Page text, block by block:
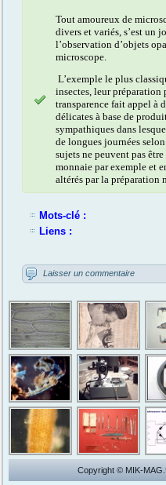
Tout amoureux de
divers et variés, s’est un
l’observation d’objets
microscope.
L’exemple le plus
insectes, leur préparation
transparence fait appel à
délicates à base de
sympathiques dans
de longues journées
sujets ne peuvent pas
monnaie par exemple et
altérés par la préparation
Mots-clé :
Liens :
Laisser un commentaire
Copyright © MIK-